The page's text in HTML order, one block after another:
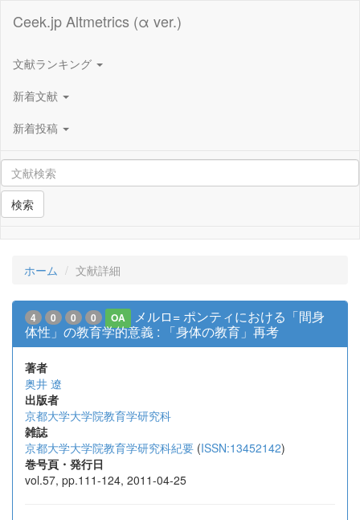
Ceek.jp Altmetrics (α ver.)
文献ランキング
新着文献
新着投稿
検索
ホーム 文献詳細
4 0 0 0 OA
メルロ= ポンティにおける「間身
体性」の教育学的意義 : 「身体の教育」再考
著者
奥井 遼
出版者
京都大学大学院教育学研究科
雑誌
京都大学大学院教育学研究科紀要 (ISSN:13452142)
巻号頁・発行日
vol.57, pp.111-124, 2011-04-25